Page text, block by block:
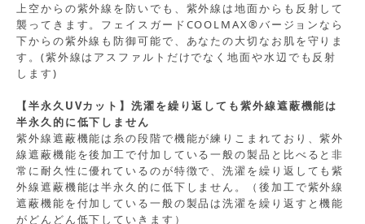
上空からの紫外線を防いでも、紫外線は地面からも反射して
襲ってきます。フェイスガードCOOLMAX®バージョンなら
下からの紫外線も防御可能で、あなたの大切なお肌を守りま
す。(紫外線はアスファルトだけでなく地面や水辺でも反射
します)
【半永久UVカット】洗濯を繰り返しても紫外線遮蔽機能は
半永久的に低下しません
紫外線遮蔽機能は糸の段階で機能が練りこまれており、紫外
線遮蔽機能を後加工で付加している一般の製品と比べると非
常に耐久性に優れているのが特徴で、洗濯を繰り返しても紫
外線遮蔽機能は半永久的に低下しません。（後加工で紫外線
遮蔽機能を付加している一般の製品は洗濯を繰り返すと機能
がどんどん低下していきます）